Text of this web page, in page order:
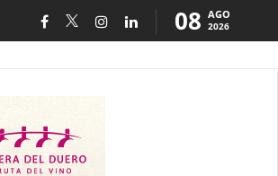
08 AGO
2026